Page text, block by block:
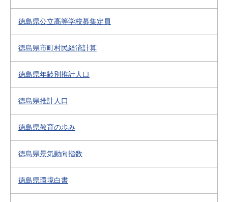
徳島県公立高等学校募集定員
徳島県市町村民経済計算
徳島県年齢別推計人口
徳島県推計人口
徳島県教育の歩み
徳島県景気動向指数
徳島県環境白書